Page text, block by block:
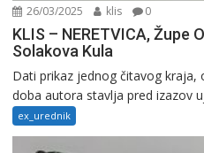
26/03/2025 klis 0
KLIS – NERETVICA, Župe
Solakova Kula
Dati prikaz jednog čitavog
doba autora stavlja pred izazov
ex_urednik